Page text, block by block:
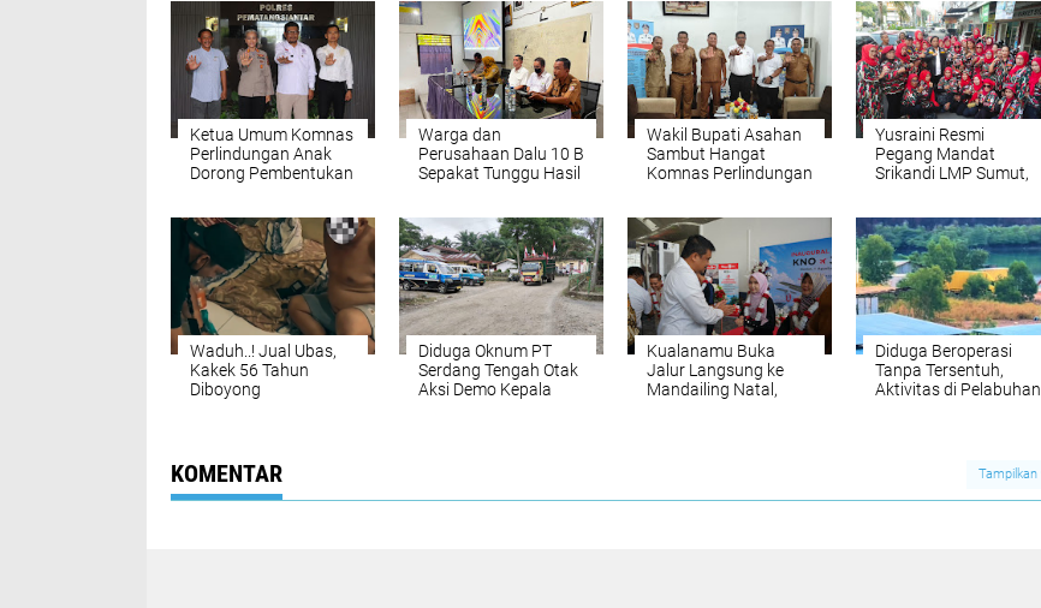
Ketua Umum Komnas
Perlindungan Anak
Dorong Pembentukan
Audiensi dengan
Polres
Pematangsiantar
Warga dan
Perusahaan Dalu 10 B
Sepakat Tunggu Hasil
Wakil Bupati Asahan
Sambut Hangat
Komnas Perlindungan
Ramah Anak
Yusraini Resmi
Pegang Mandat
Srikandi LMP Sumut,
Semua
Waduh..! Jual Ubas,
Kakek 56 Tahun
Diboyong
Diduga Oknum PT
Serdang Tengah Otak
Aksi Demo Kepala
Kualanamu Buka
Jalur Langsung ke
Mandailing Natal,
Diduga Beroperasi
Tanpa Tersentuh,
Aktivitas di Pelabuhan
Dipertanyakan
KOMENTAR Tampilkan